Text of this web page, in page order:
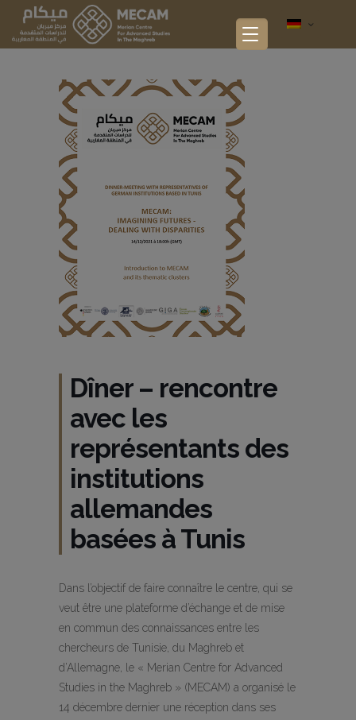
Dîner – rencontre
avec les
représentants des
institutions
allemandes
basées à Tunis
Dans l’objectif de faire connaître le centre, qui se
veut être une plateforme d’échange et de mise
en commun des connaissances entre les
chercheurs de Tunisie, du Maghreb et
d’Allemagne, le « Merian Centre for Advanced
Studies in the Maghreb » (MECAM) a organisé le
14 décembre dernier une réception dans ses